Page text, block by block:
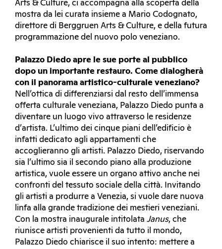
Arts & Culture, ci accompagna alla scoperta della
mostra da lei curata insieme a Mario Codognato,
direttore di Berggruen Arts & Culture, e della futura
programmazione del nuovo polo veneziano.
Palazzo Diedo apre le sue porte al pubblico
dopo un importante restauro. Come dialogherà
con il panorama artistico-culturale veneziano?
Nell’ottica di differenziarsi dal resto dell’immensa
offerta culturale veneziana, Palazzo Diedo punta a
diventare un luogo vivo attraverso le residenze
d’artista. L’ultimo dei cinque piani dell’edificio è
infatti dedicato agli appartamenti che
accoglieranno gli artisti. Palazzo Diedo, riservando
sia l’ultimo sia il secondo piano alla produzione
artistica, vuole essere un organo attivo anche nei
confronti del tessuto sociale della città. Invitando
gli artisti a produrre a Venezia, si vuole dare nuova
linfa alla grande tradizione dei mestieri veneziani.
Con la mostra inaugurale intitolata Janus, che
riunisce artisti provenienti da tutto il mondo,
Palazzo Diedo chiarisce il suo intento: mettere a